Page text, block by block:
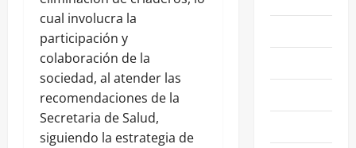
cual involucra la
participación y
colaboración de la
sociedad, al atender las
recomendaciones de la
Secretaria de Salud,
siguiendo la estrategia de